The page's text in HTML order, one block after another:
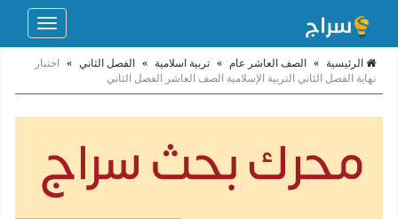
Toggle
الرئيسية » الصف العاشر عام » تربية اسلامية » الفصل الثاني »
اختبار
نهاية الفصل الثاني التربية الإسلامية الصف العاشر الفصل الثاني